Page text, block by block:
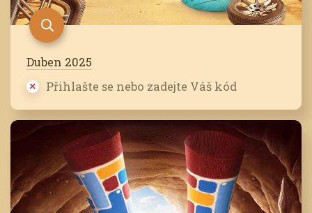
Duben 2025
Přihlašte se nebo zadejte Váš kód